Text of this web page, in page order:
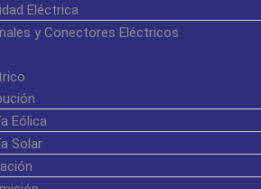
Eléctrica
y Conectores Eléctricos
Eólica
Solar